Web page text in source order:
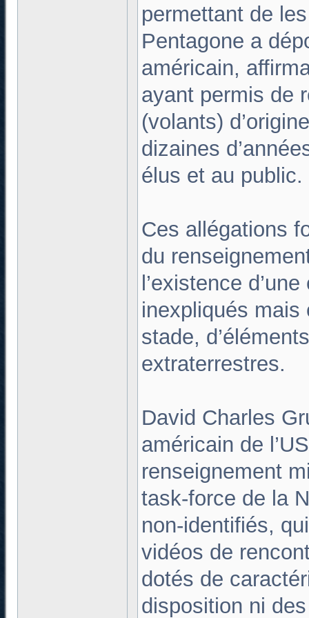
permettant de
Pentagone a
américain,
ayant permis de
(volants)
dizaines
élus et au public.
Ces allégations
du
l’existence
inexpliqués mais
stade,
extraterrestres.
David Charles
américain de
renseignement
task-force de la
non-identifiés,
vidéos de
dotés de
disposition ni